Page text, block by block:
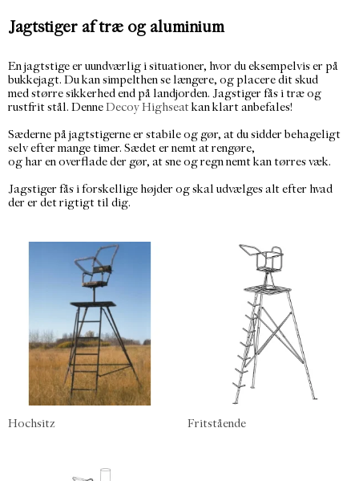
Jagtstiger af træ og aluminium
En jagtstige er uundværlig i situationer, hvor du eksempelvis er på
bukkejagt. Du kan simpelthen se længere, og placere dit skud
med større sikkerhed end på landjorden. Jagstiger fås i træ og
rustfrit stål. DenneDecoy Highseat kan klart anbefales!
Sæderne på jagtstigerne er stabile og gør, at du sidder behageligt
selv efter mange timer. Sædet er nemt at rengøre,
og har en overflade der gør, at sne og regn nemt kan tørres væk.
Jagstiger fås i forskellige højder og skal udvælges alt efter hvad
der er det rigtigt til dig.
Hochsitz Fritstående